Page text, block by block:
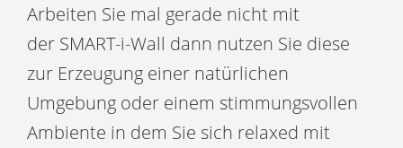
Arbeiten Sie mal gerade nicht mit
der SMART-i-Wall dann nutzen Sie diese
zur Erzeugung einer natürlichen
Umgebung oder einem stimmungsvollen
Ambiente in dem Sie sich relaxed mit